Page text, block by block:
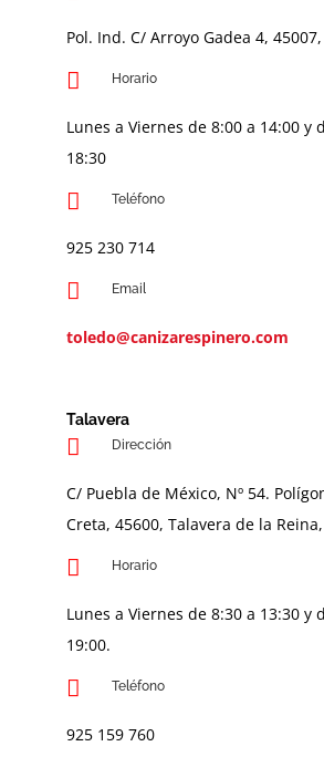
Pol. Ind. C/ Arroyo Gadea 4,
Horario
Lunes a Viernes de 8:00 a 14:00 y
18:30
Teléfono
925 230 714
Email
toledo@canizarespinero.com
Talavera
Dirección
C/ Puebla de México, Nº 54.
Creta, 45600, Talavera de la
Horario
Lunes a Viernes de 8:30 a 13:30 y
19:00.
Teléfono
925 159 760